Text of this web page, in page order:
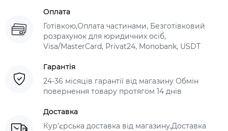
Оплата
Готівкою,Оплата частинами, Безготівковий
розрахунок для юридичних осіб,
Visa/MasterCard, Privat24, Monobank, USDT
Гарантія
24-36 місяців гарантії від магазину Обмін
повернення товару протягом 14 днів
Доставка
Кур'єрська доставка від магазину,Доставка